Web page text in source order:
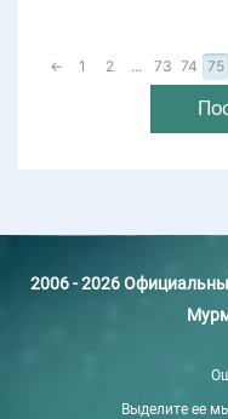
← 1 2 ... 73 74 75
2006 - 2026
Выделите ее